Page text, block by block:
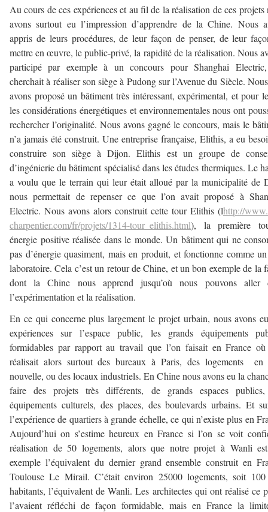
Au cours de ces expériences et au fil de la réalisation de ces projets
avons surtout eu l’impression d’apprendre de la Chine. Nous
appris de leurs procédures, de leur façon de penser, de leur
mettre en œuvre, le public-privé, la rapidité de la réalisation. Nous
participé par exemple à un concours pour Shanghai
cherchait à réaliser son siège à Pudong sur l’Avenue du Siècle.
avons proposé un bâtiment très intéressant, expérimental, et pour
les considérations énergétiques et environnementales nous ont
rechercher l’originalité. Nous avons gagné le concours, mais le
n’a jamais été construit. Une entreprise française, Elithis, a eu
construire son siège à Dijon. Elithis est un groupe de
d’ingénierie du bâtiment spécialisé dans les études thermiques. Le
a voulu que le terrain qui leur était alloué par la municipalité de
nous permettait de repenser ce que l’on avait proposé à
Electric. Nous avons alors construit cette tour Elithis (lhttp://
charpentier.com/fr/projets/1314-tour_elithis.html), la première
énergie positive réalisée dans le monde. Un bâtiment qui ne
pas d’énergie quasiment, mais en produit, et fonctionne comme
laboratoire. Cela c’est un retour de Chine, et un bon exemple de la
dont la Chine nous apprend jusqu’où nous pouvons aller
l’expérimentation et la réalisation.
En ce qui concerne plus largement le projet urbain, nous avons
expériences sur l’espace public, les grands équipements
formidables par rapport au travail que l’on faisait en France où
réalisait alors surtout des bureaux à Paris, des logements
nouvelle, ou des locaux industriels. En Chine nous avons eu la
faire des projets très différents, de grands espaces
équipements culturels, des places, des boulevards urbains. Et
l’expérience de quartiers à grande échelle, ce qui n’existe plus en
Aujourd’hui on s’estime heureux en France si l’on se voit
réalisation de 50 logements, alors que notre projet à Wanli
exemple l’équivalent du dernier grand ensemble construit en
Toulouse Le Mirail. C’était environ 25000 logements, soit
habitants, l’équivalent de Wanli. Les architectes qui ont réalisé ce
l’avaient réfléchi de façon formidable, mais en France la